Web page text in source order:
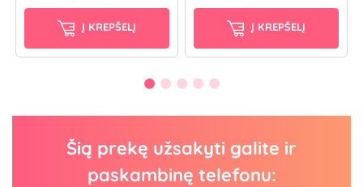
Į KREPŠELĮ Į KREPŠELĮ
Šią prekę užsakyti galite ir
paskambinę telefonu: